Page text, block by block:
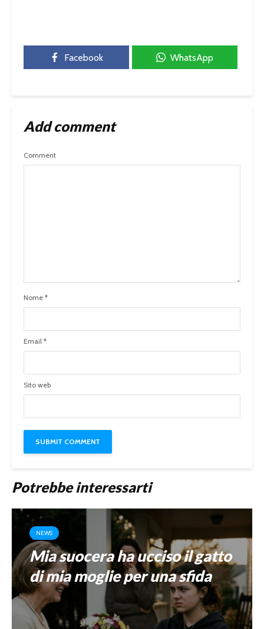
Facebook WhatsApp
Add comment
Comment
Nome *
Email *
Sito web
Potrebbe interessarti
NEWS
Mia suocera ha ucciso il gatto
di mia moglie per una sfida